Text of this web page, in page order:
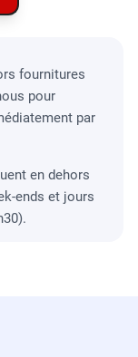
fournitures
pour
par
en dehors
ends et jours